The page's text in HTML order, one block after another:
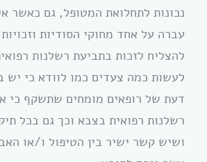
נכונות לתחלואת המטופל, גם כאשר
עברה על אחד מחוקי הסודיות
להצליח לזכות בתביעת רשלנות
לעשות כמה צעדים כמו לוודא כי יש
דעת של רופאים מומחים שתשקף כי
רשלנות רפואית בצבא וכך גם בכל
ושיש קשר ישיר בין הטיפול ו/או